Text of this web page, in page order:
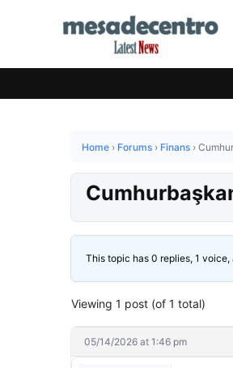
Home › Forums › Finans ›
This topic has 0 replies, 1
Viewing 1 post (of 1 total)
05/14/2026 at 1:46 pm